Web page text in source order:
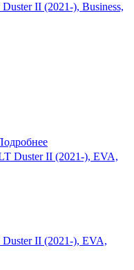
II (2021-), Business,
II (2021-), EVA,